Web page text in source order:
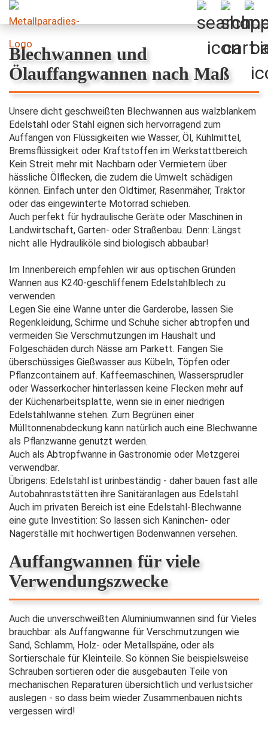
Blechwannen und
Ölauffangwannen nach Maß
Unsere dicht geschweißten Blechwannen aus walzblankem
Edelstahl oder Stahl eignen sich hervorragend zum
Auffangen von Flüssigkeiten wie Wasser, Öl, Kühlmittel,
Bremsflüssigkeit oder Kraftstoffen im Werkstattbereich.
Kein Streit mehr mit Nachbarn oder Vermietern über
hässliche Ölflecken, die zudem die Umwelt schädigen
können. Einfach unter den Oldtimer, Rasenmäher, Traktor
oder das eingewinterte Motorrad schieben.
Auch perfekt für hydraulische Geräte oder Maschinen in
Landwirtschaft, Garten- oder Straßenbau. Denn: Längst
nicht alle Hydrauliköle sind biologisch abbaubar!
Im Innenbereich empfehlen wir aus optischen Gründen
Wannen aus K240-geschliffenem Edelstahlblech zu
verwenden.
Legen Sie eine Wanne unter die Garderobe, lassen Sie
Regenkleidung, Schirme und Schuhe sicher abtropfen und
vermeiden Sie Verschmutzungen im Haushalt und
Folgeschäden durch Nässe am Parkett. Fangen Sie
überschüssiges Gießwasser aus Kübeln, Töpfen oder
Pflanzcontainern auf. Kaffeemaschinen, Wassersprudler
oder Wasserkocher hinterlassen keine Flecken mehr auf
der Küchenarbeitsplatte, wenn sie in einer niedrigen
Edelstahlwanne stehen. Zum Begrünen einer
Mülltonnenabdeckung kann natürlich auch eine Blechwanne
als Pflanzwanne genutzt werden.
Auch als Abtropfwanne in Gastronomie oder Metzgerei
verwendbar.
Übrigens: Edelstahl ist urinbeständig - daher bauen fast alle
Autobahnraststätten ihre Sanitäranlagen aus Edelstahl.
Auch im privaten Bereich ist eine Edelstahl-Blechwanne
eine gute Investition: So lassen sich Kaninchen- oder
Nagerställe mit hochwertigen Bodenwannen versehen.
Auffangwannen für viele
Verwendungszwecke
Auch die unverschweißten Aluminiumwannen sind für Vieles
brauchbar: als Auffangwanne für Verschmutzungen wie
Sand, Schlamm, Holz- oder Metallspäne, oder als
Sortierschale für Kleinteile. So können Sie beispielsweise
Schrauben sortieren oder die ausgebauten Teile von
mechanischen Reparaturen übersichtlich und verlustsicher
auslegen - so dass beim wieder Zusammenbauen nichts
vergessen wird!